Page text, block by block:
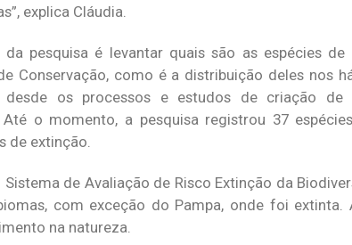
explica Cláudia.
da pesquisa é levantar quais são as espécies
Conservação, como é a distribuição deles nos
desde os processos e estudos de criação
Até o momento, a pesquisa registrou 37
de extinção.
Sistema de Avaliação de Risco Extinção da
com exceção do Pampa, onde foi
na natureza.